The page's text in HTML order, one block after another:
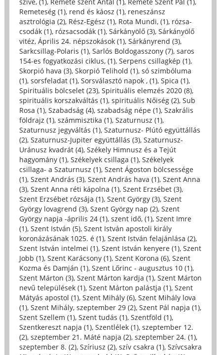
Remeteség (1), rend és káosz (1), reneszánsz
asztrológia (2), Rész-Egész (1), Rota Mundi, (1), rózsa-
csodák (1), rózsacsodák (1), Sárkányölő (3), Sárkányölő
vitéz, Április 24. népszokások (1), Sárkányrend (3),
Sarkcsillag-Polaris (1), Sarlós Boldogasszony (7), saros
154-es fogyatkozási ciklus, (1), Serpens csillagkép (1),
Skorpió hava (3), Skorpió Telihold (1), só szimbóluma
(1), sorsfeladat (1), Sorsválasztó napok , (1), Spica (1),
Spirituális bölcselet (23), Spirituális elemzés 2020 (8),
spirituális korszakváltás (1), spirituális Nőiség (2), Sub
Rosa (1), Szabadság (4), szabadság népe (1), Szakrális
földrajz (1), számmisztika (1), Szaturnusz (1),
Szaturnusz jegyváltás (1), Szaturnusz- Plútó együttállás
(2), Szaturnusz-Jupiter együttállás (3), Szaturnusz-
Uránusz kvadrát (4), Székely Himnusz és a Tejút
hagyomány (1), Székelyek csillaga (1), Székelyek
csillaga- a Szaturnusz (1), Szent Ágoston bölcsessége
(1), Szent András (3), Szent András hava (1), Szent Anna
(3), Szent Anna réti kápolna (1), Szent Erzsébet (3),
Szent Erzsébet rózsája (1), Szent György (3), Szent
György lovagrend (3), Szent György nap (2), Szent
György napja -április 24 (1), szent idő, (1), Szent Imre
(1), Szent István (5), Szent István apostoli király
koronázásának 1025. é (1), Szent István felajánlása (2),
Szent István intelmei (1), Szent István kenyere (1), Szent
Jobb (1), Szent Karácsony (1), Szent Korona (6), Szent
Kozma és Damján (1), Szent Lőrinc - augusztus 10 (1),
Szent Márton (3), Szent Márton kardja (1), Szent Márton
nevű települések (1), Szent Márton palástja (1), Szent
Mátyás apostol (1), Szent Mihály (6), Szent Mihály lova
(1), Szent Mihály, szeptember 29 (2), Szent Pál napja (1),
Szent Szellem (1), Szent tudás (1), Szentföld (1),
Szentkereszt napja (1), Szentlélek (1), szeptember 12.
(2), szeptember 21. Máté napja (2), szeptember 24. (1),
szeptember 8. (2), Szíriusz (2), szív csakra (1), Szívcsakra